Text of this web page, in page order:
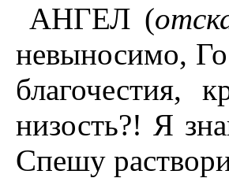
АНГЕЛ (
невыносимо,
благочестия,
низость?! Я
Спешу